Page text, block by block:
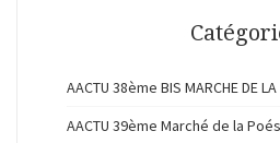
AACTU 38ème BIS MARCHE DE
AACTU 39ème Marché de la